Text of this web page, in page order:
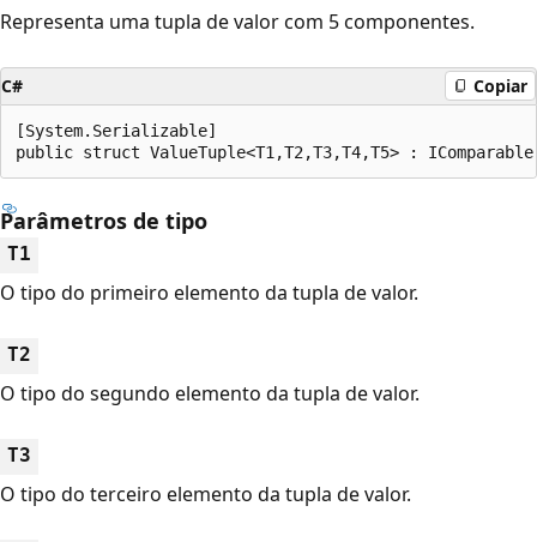
Representa uma tupla de valor com 5 componentes.
C# Copiar
[System.Serializable]
public struct ValueTuple<T1,T2,T3,T4,T5> :
Parâmetros de tipo
T1
O tipo do primeiro elemento da tupla de valor.
T2
O tipo do segundo elemento da tupla de valor.
T3
O tipo do terceiro elemento da tupla de valor.